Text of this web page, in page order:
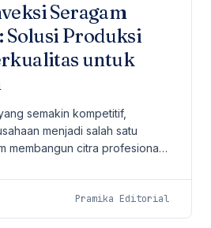
Seragam
Solusi Produksi
untuk
semakin kompetitif,
menjadi salah satu
membangun citra profesional.
Pramika Editorial